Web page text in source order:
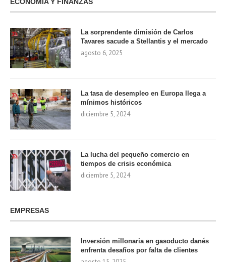
ECONOMÍA Y FINANZAS
La sorprendente dimisión de Carlos
Tavares sacude a Stellantis y el mercado
agosto 6, 2025
La tasa de desempleo en Europa llega a
mínimos históricos
diciembre 5, 2024
La lucha del pequeño comercio en
tiempos de crisis económica
diciembre 5, 2024
EMPRESAS
Inversión millonaria en gasoducto danés
enfrenta desafíos por falta de clientes